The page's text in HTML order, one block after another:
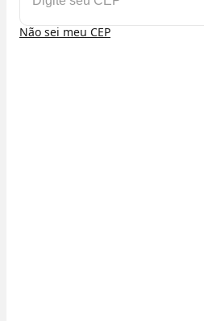
Não sei meu CEP